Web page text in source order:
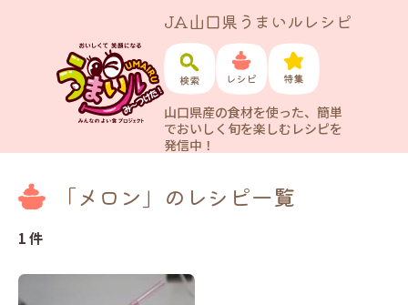
JA山口県うまいルレシピ
山口県産の食材を使った、簡単
でおいしく旬を楽しむレシピを
発信中！
「メロン」のレシピ一覧
1 件